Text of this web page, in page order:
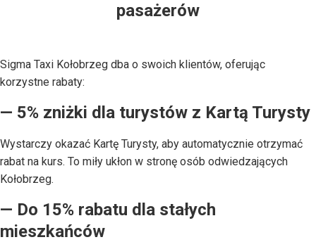
pasażerów
Sigma Taxi Kołobrzeg dba o swoich klientów, oferując
korzystne rabaty:
— 5% zniżki dla turystów z Kartą Turysty
Wystarczy okazać Kartę Turysty, aby automatycznie otrzymać
rabat na kurs. To miły ukłon w stronę osób odwiedzających
Kołobrzeg.
— Do 15% rabatu dla stałych
mieszkańców